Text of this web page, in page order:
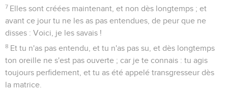
7 Elles sont créées maintenant, et non dès longtemps ; et
avant ce jour tu ne les as pas entendues, de peur que ne
disses : Voici, je les savais !
8 Et tu n'as pas entendu, et tu n'as pas su, et dès longtemps
ton oreille ne s'est pas ouverte ; car je te connais : tu agis
toujours perfidement, et tu as été appelé transgresseur dès
la matrice.